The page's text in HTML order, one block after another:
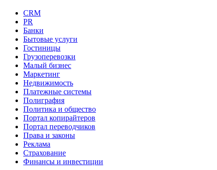
CRM
PR
Банки
Бытовые услуги
Гостиницы
Грузоперевозки
Малый бизнес
Маркетинг
Недвижимость
Платежные системы
Полиграфия
Политика и общество
Портал копирайтеров
Портал переводчиков
Права и законы
Реклама
Страхование
Финансы и инвестиции